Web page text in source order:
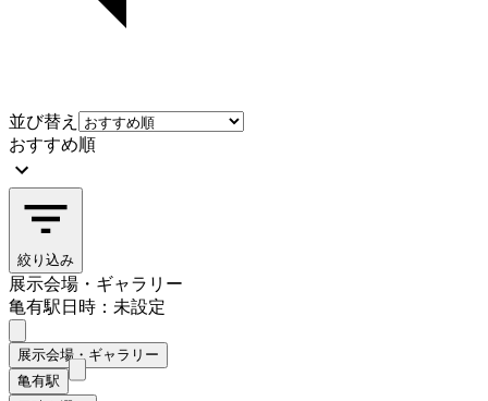
並び替え
おすすめ順
絞り込み
展示会場・ギャラリー
亀有駅日時：未設定
展示会場・ギャラリー
亀有駅